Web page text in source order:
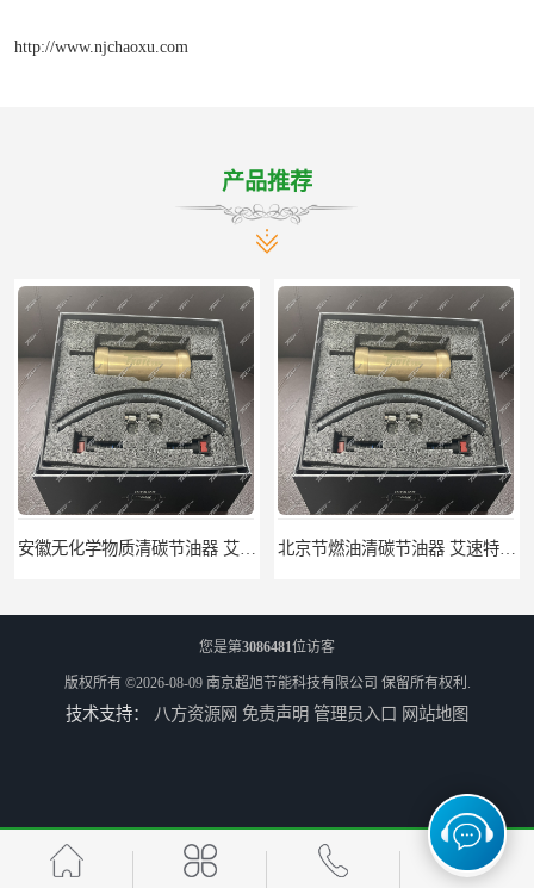
http://www.njchaoxu.com
产品推荐
安徽无化学物质清碳节油器 艾速特EXOTE清碳节油器 节省燃油消耗 北京节燃油清碳节油器 艾速特EXOTE清碳节油器 减少燃料消耗
艾速特清碳节油器 优尾气清碳节油器 节能环保
您是第3086481位访客
版权所有 ©2026-08-09 南京超旭节能科技有限公司 保留所有权利.
技术支持： 八方资源网 免责声明 管理员入口 网站地图